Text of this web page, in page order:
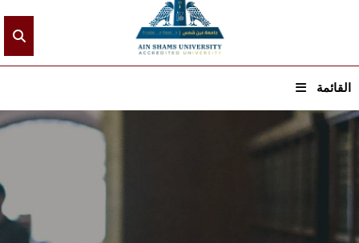
القائمة
الرئيسيـة
القطاعـات